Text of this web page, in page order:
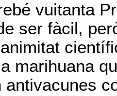
vuitanta
ser fàcil,
marihuana
antivacunes